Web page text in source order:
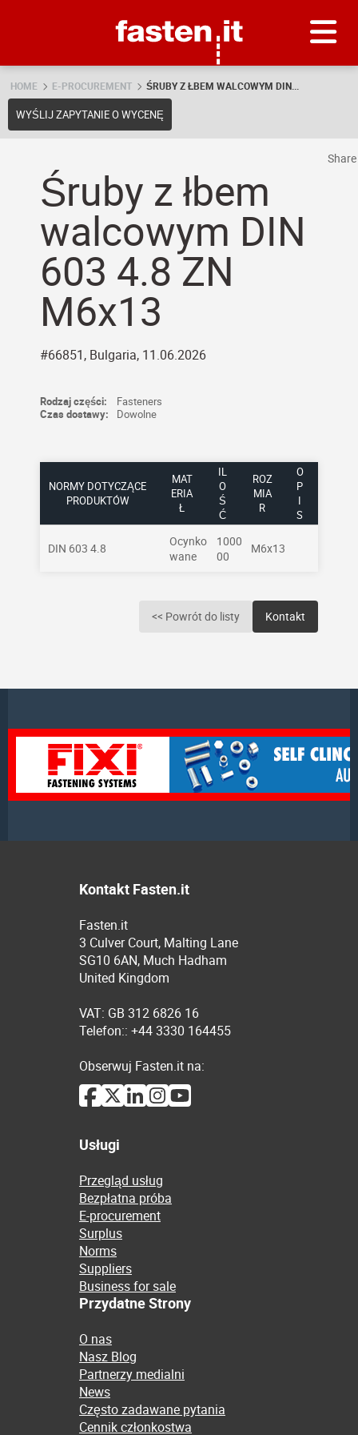
HOME E-PROCUREMENT ŚRUBY Z ŁBEM WALCOWYM DIN...
WYŚLIJ ZAPYTANIE O WYCENĘ
Śruby z łbem
walcowym DIN
603 4.8 ZN
M6x13
#66851, Bulgaria, 11.06.2026
Rodzaj części:
Fasteners
Czas dostawy:
Dowolne
NORMY DOTYCZĄCE
PRODUKTÓW
MAT
ERIA
Ł
IL
O
Ś
Ć
ROZ
MIA
R
O
P
I
S
DIN 603 4.8
Ocynko
wane
1000
00
M6x13
<< Powrót do listy Kontakt
Share
Kontakt Fasten.it
Fasten.it
3 Culver Court, Malting Lane
SG10 6AN, Much Hadham
United Kingdom
VAT: GB 312 6826 16
Telefon:: +44 3330 164455
Obserwuj Fasten.it na:
Usługi
Przegląd usług
Bezpłatna próba
E-procurement
Surplus
Norms
Suppliers
Business for sale
Przydatne Strony
O nas
Nasz Blog
Partnerzy medialni
News
Często zadawane pytania
Cennik członkostwa